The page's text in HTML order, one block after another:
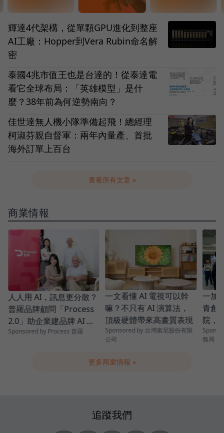
輝達4代架構，從單顆GPU進化到整座
AI工廠：Hopper到Vera Rubin命名解
密
泰國4兆市值王也是台達的！從泰達電
看它全球布局：「英雄模型」是什
麼？38年前為何逆勢南向？
佳世達無人機小隊準備起飛！總經理
柯淑芬親自督軍：兩年內量產、首批
海外訂單上百台
查看所有文章 »
商業情報
人人用 AI，訊息更分散？
普羅品牌顧問「Process
2.0」助企業建品牌 AI 助
理、精準溝通驅動成長
Sponsored by Process 普羅
一文看懂 AI 電視可以幹
嘛？不只有 AI 演算法，
頂級硬體帶來高畫質表現
Sponsored by 台灣索尼股份有限
公司
一加
青創
院，
串起
務局
更多商業情報 »
追蹤我們